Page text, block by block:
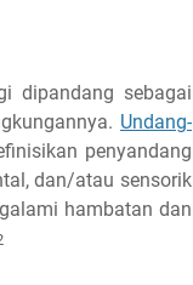
dipandang sebagai
Undang-
penyandang
dan/atau sensorik
hambatan dan